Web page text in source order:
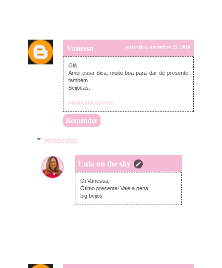
Vanessa sexta-feira, novembro 25, 2016
Olá.
Amei essa dica, muito boa para dar de presente
também.
Beijocas.
meumundosecreto
Responder
Respostas
Lulu on the sky
segunda-feira, novembro 28, 2016
Oi Vanessa,
Ótimo presente! Vale a pena.
big beijos